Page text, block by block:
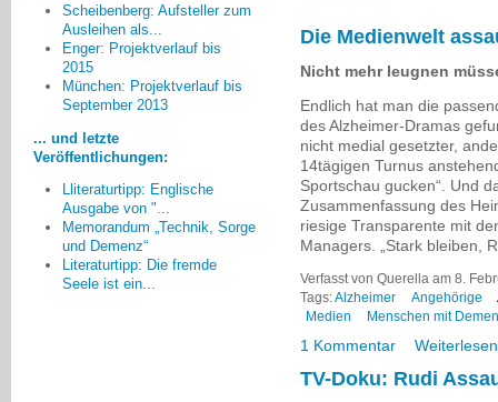
Die Medienwelt
Nicht mehr leugnen
Endlich hat man die
des Alzheimer-Dramas
nicht medial gesetzter,
14tägigen Turnus
Sportschau gucken“. Und
Zusammenfassung des
riesige Transparente mit
Managers. „Stark bleiben,
Verfasst von Querella am 8.
Tags:Alzheimer Angehörige
Medien
Menschen mit
1 Kommentar Weiterlesen
TV-Doku: Rudi
Scheibenberg: Aufsteller zum
Ausleihen als...
Enger: Projektverlauf bis
2015
München: Projektverlauf bis
September 2013
... und letzte
Veröffentlichungen:
Lliteraturtipp: Englische
Ausgabe von "...
Memorandum „Technik, Sorge
und Demenz“
Literaturtipp: Die fremde
Seele ist ein...
Ich wünsche mir für Pirna
mehr Angebote, die Normalität und
Lebensfreude in den Alltag der
Betroffenen bringen.
Christiane Meyer-Rönner, Pirna